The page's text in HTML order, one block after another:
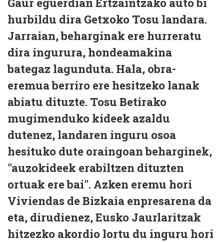
Gaur eguerdian Ertzaintzako auto bi
hurbildu dira Getxoko Tosu landara.
Jarraian, beharginak ere hurreratu
dira ingurura, hondeamakina
bategaz lagunduta. Hala, obra-
eremua berriro ere hesitzeko lanak
abiatu dituzte. Tosu Betirako
mugimenduko kideek azaldu
dutenez, landaren inguru osoa
hesituko dute oraingoan beharginek,
"auzokideek erabiltzen dituzten
ortuak ere bai". Azken eremu hori
Viviendas de Bizkaia enpresarena da
eta, dirudienez, Eusko Jaurlaritzak
hitzezko akordio lortu du inguru hori